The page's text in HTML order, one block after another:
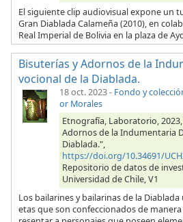
El siguiente clip audiovisual expone un
Gran Diablada Calameña (2010), en
Real Imperial de Bolivia en la plaza de
Bisuterías y Adornos de la
vocional de la Diablada.
18 oct. 2023- Fondo y
or Morales
Etnografía, Laboratorio,
Adornos de la Indumentaria
Diablada.",
https://doi.org/10.34691/
Repositorio de datos de
Universidad de Chile, V1
Los bailarines y bailarinas de la
etas que son confeccionados de